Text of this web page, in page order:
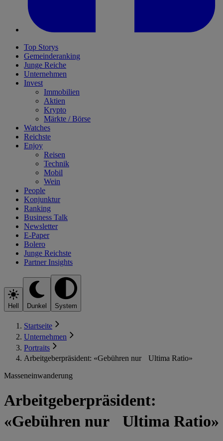
Top Storys
Gemeinderanking
Junge Reiche
Unternehmen
Invest
Immobilien
Aktien
Krypto
Märkte / Börse
Watches
Reichste
Enjoy
Reisen
Technik
Mobil
Wein
People
Konjunktur
Ranking
Business Talk
Newsletter
E-Paper
Bolero
Junge Reichste
Partner Insights
Hell Dunkel System
Startseite
Unternehmen
Portraits
Arbeitgeberpräsident: «Gebühren nur Ultima Ratio»
Masseneinwanderung
Arbeitgeberpräsident:
«Gebühren nur Ultima Ratio»